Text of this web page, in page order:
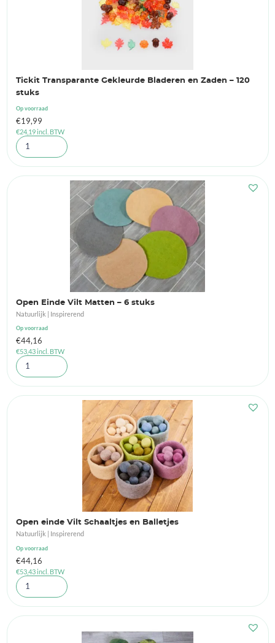
Tickit Transparante Gekleurde Bladeren en Zaden – 120
stuks
Op voorraad
€19,99
€24,19incl. BTW
Open Einde Vilt Matten – 6 stuks
Natuurlijk | Inspirerend
Op voorraad
€44,16
€53,43incl. BTW
Open einde Vilt Schaaltjes en Balletjes
Natuurlijk | Inspirerend
Op voorraad
€44,16
€53,43incl. BTW